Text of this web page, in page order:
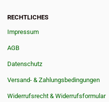
RECHTLICHES
Impressum
AGB
Datenschutz
Versand- & Zahlungsbedingungen
Widerrufsrecht & Widerrufsformular